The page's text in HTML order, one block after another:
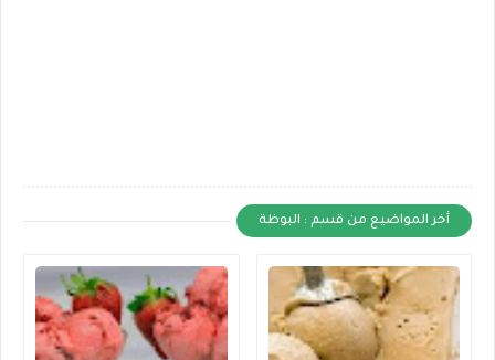
أخر المواضيع من قسم : البوظة